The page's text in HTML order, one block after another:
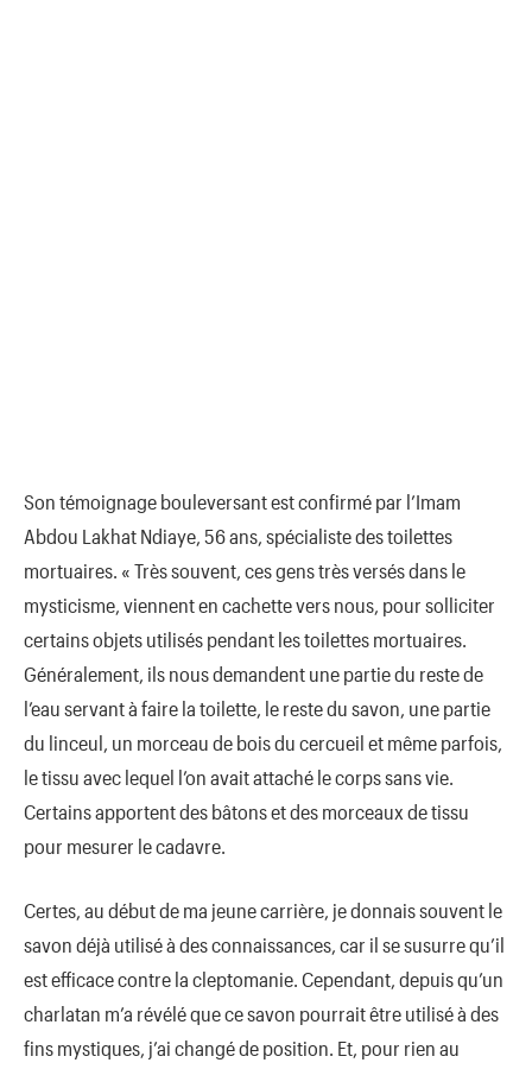
Son témoignage bouleversant est confirmé par l’Imam
Abdou Lakhat Ndiaye, 56 ans, spécialiste des toilettes
mortuaires. « Très souvent, ces gens très versés dans le
mysticisme, viennent en cachette vers nous, pour solliciter
certains objets utilisés pendant les toilettes mortuaires.
Généralement, ils nous demandent une partie du reste de
l’eau servant à faire la toilette, le reste du savon, une partie
du linceul, un morceau de bois du cercueil et même parfois,
le tissu avec lequel l’on avait attaché le corps sans vie.
Certains apportent des bâtons et des morceaux de tissu
pour mesurer le cadavre.
Certes, au début de ma jeune carrière, je donnais souvent le
savon déjà utilisé à des connaissances, car il se susurre qu’il
est efficace contre la cleptomanie. Cependant, depuis qu’un
charlatan m’a révélé que ce savon pourrait être utilisé à des
fins mystiques, j’ai changé de position. Et, pour rien au